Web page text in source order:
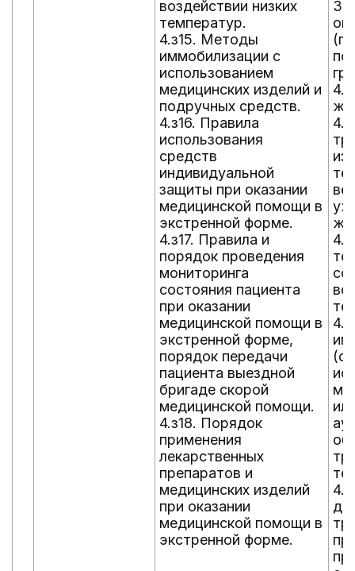
воздействии низких
температур.
4.з15. Методы
иммобилизации с
использованием
медицинских изделий и
подручных средств.
4.з16. Правила
использования
средств
индивидуальной
защиты при оказании
медицинской помощи в
экстренной форме.
4.з17. Правила и
порядок проведения
мониторинга
состояния пациента
при оказании
медицинской помощи в
экстренной форме,
порядок передачи
пациента выездной
бригаде скорой
медицинской помощи.
4.з18. Порядок
применения
лекарственных
препаратов и
медицинских изделий
при оказании
медицинской помощи в
экстренной форме.